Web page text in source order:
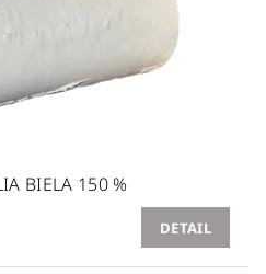
BIELA 150 %
DETAIL